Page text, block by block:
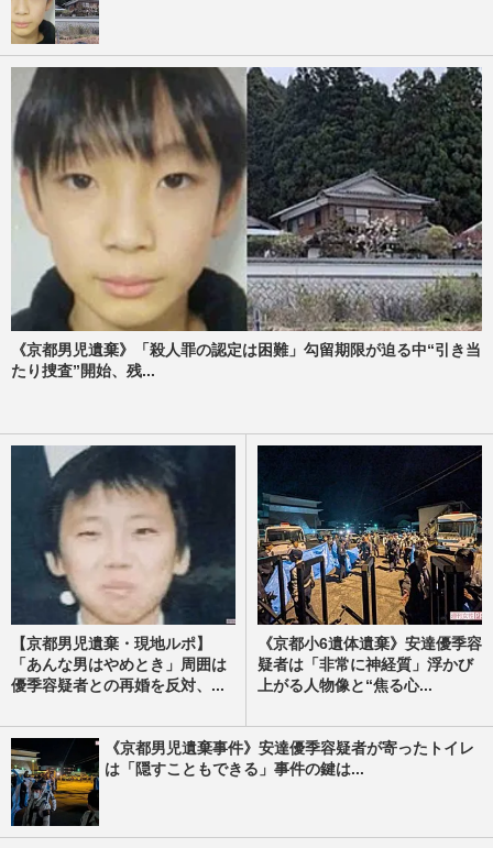
《京都男児遺棄》「殺人罪の認定は困難」勾留期限が迫る中“引き当
たり捜査”開始、残...
【京都男児遺棄・現地ルポ】
「あんな男はやめとき」周囲は
優季容疑者との再婚を反対、...
《京都小6遺体遺棄》安達優季容
疑者は「非常に神経質」浮かび
上がる人物像と“焦る心...
《京都男児遺棄事件》安達優季容疑者が寄ったトイレ
は「隠すこともできる」事件の鍵は...